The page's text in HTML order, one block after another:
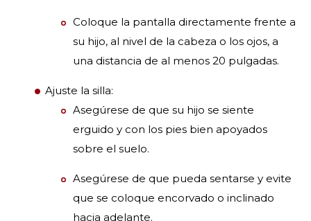
Coloque la pantalla directamente frente a
su hijo, al nivel de la cabeza o los ojos, a
una distancia de al menos 20 pulgadas.
Ajuste la silla:
Asegúrese de que su hijo se siente
erguido y con los pies bien apoyados
sobre el suelo.
Asegúrese de que pueda sentarse y evite
que se coloque encorvado o inclinado
hacia adelante.